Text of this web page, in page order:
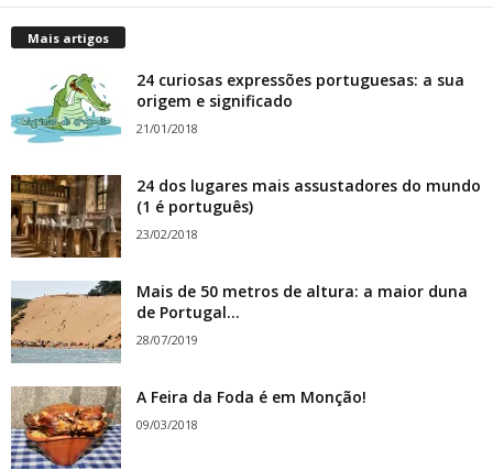
Mais artigos
24 curiosas expressões portuguesas: a sua
origem e significado
21/01/2018
24 dos lugares mais assustadores do mundo
(1 é português)
23/02/2018
Mais de 50 metros de altura: a maior duna
de Portugal...
28/07/2019
A Feira da Foda é em Monção!
09/03/2018